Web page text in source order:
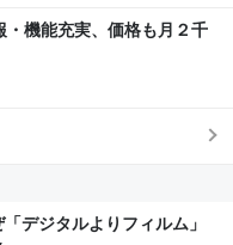
機能充実、価格も月２千
デジタルよりフィルム」